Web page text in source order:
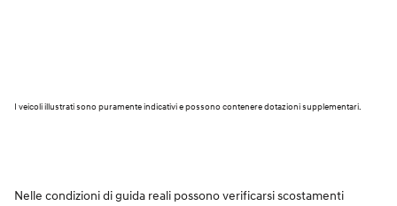
I veicoli illustrati sono puramente indicativi e possono contenere dotazioni supplementari.
Nelle condizioni di guida reali possono verificarsi scostamenti